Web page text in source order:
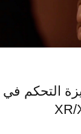
التحكم في